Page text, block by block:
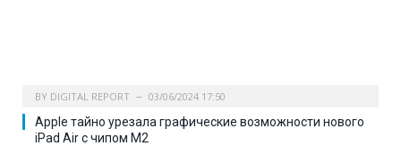
BY DIGITAL REPORT 03/06/2024 17:50
Apple тайно урезала графические возможности нового
iPad Air с чипом M2